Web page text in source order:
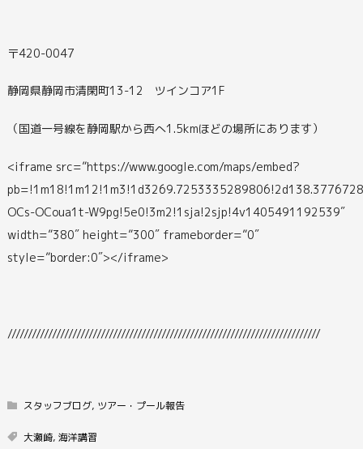
〒420-0047
静岡県静岡市清閑町13-12 ツインコア1F
（国道一号線を静岡駅から西へ1.5kmほどの場所にあります）
<iframe src=”https://www.google.com/maps/embed?
OCs-OCoua1t-W9pg!5e0!3m2!1sja!2sjp!4v1405491192539″
width=”380″ height=”300″ frameborder=”0″
style=”border:0″></iframe>
/////////////////////////////////////////////////////////////////////////////
スタッフブログ, ツアー・プール報告
大瀬崎, 海洋講習